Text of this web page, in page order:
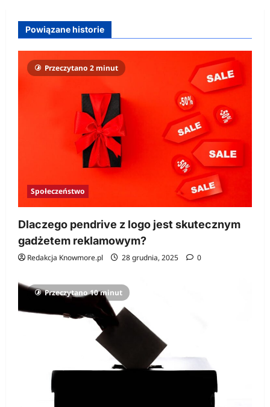
Powiązane historie
Przeczytano 2 minut
Społeczeństwo
Dlaczego pendrive z logo jest skutecznym
gadżetem reklamowym?
Redakcja Knowmore.pl 28 grudnia, 2025 0
Przeczytano 10 minut